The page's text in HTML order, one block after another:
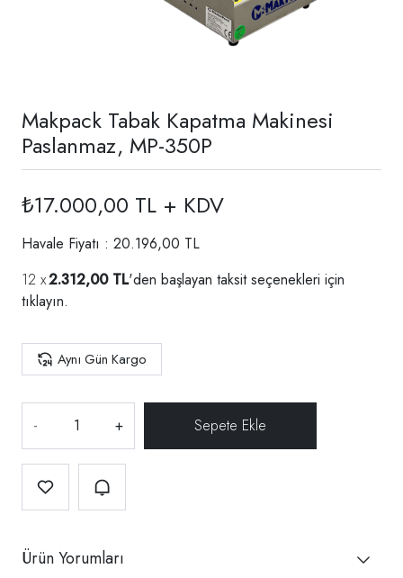
Makpack Tabak Kapatma Makinesi
Paslanmaz, MP-350P
₺17.000,00 TL + KDV
Havale Fiyatı : 20.196,00 TL
2.312,00 TL'den başlayan taksit seçenekleri için
tıklayın.
Aynı Gün Kargo
- +
Ürün Yorumları